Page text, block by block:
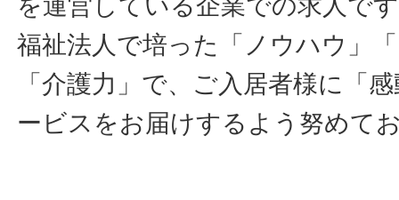
を運営している企業での求人で
福祉法人で培った「ノウハウ」
「介護力」で、ご入居者様に「
ービスをお届けするよう努めて